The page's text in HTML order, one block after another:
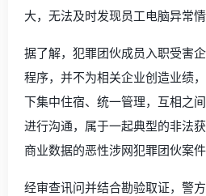
大，无法及时发现员工电脑异常情
据了解，犯罪团伙成员入职受害
程序，并不为相关企业创造业绩
下集中住宿、统一管理，互相之
进行沟通，属于一起典型的非法
商业数据的恶性涉网犯罪团伙案件
经审查讯问并结合勘验取证，警